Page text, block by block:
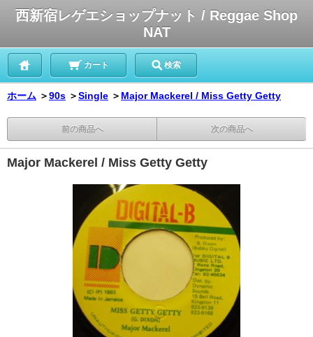
西新宿レゲエショップナット / Reggae Shop
NAT
カート 検索
ホーム ＞90s ＞Single ＞ Major Mackerel / Miss Getty Getty
前の商品へ 次の商品へ
Major Mackerel / Miss Getty Getty